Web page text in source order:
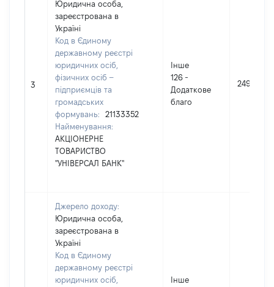
3
Юридична особа,
зареєстрована в
Україні
Код в Єдиному
державному реєстрі
юридичних осіб,
фізичних осіб –
підприємців та
громадських
формувань:
21133352
Найменування:
АКЦІОНЕРНЕ
ТОВАРИСТВО
"УНІВЕРСАЛ БАНК"
Інше
126 -
Додаткове
благо
249
Джерело доходу:
Юридична особа,
зареєстрована в
Україні
Код в Єдиному
державному реєстрі
юридичних осіб,
Інше